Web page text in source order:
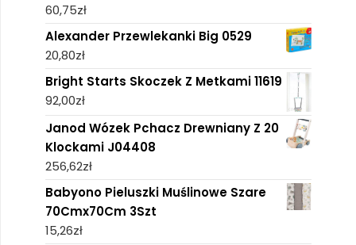
60,75zł
Alexander Przewlekanki Big 0529
20,80zł
Bright Starts Skoczek Z Metkami 11619
92,00zł
Janod Wózek Pchacz Drewniany Z 20
Klockami J04408
256,62zł
Babyono Pieluszki Muślinowe Szare
70Cmx70Cm 3Szt
15,26zł